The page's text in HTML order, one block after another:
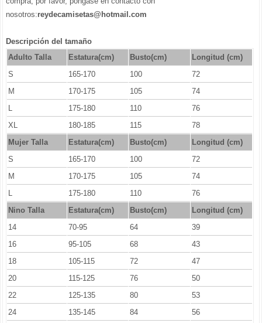
nosotros:reydecamisetas@hotmail.com
Descripción del tamaño
Adulto Talla
Estatura(cm) Busto(cm)
Longitud (cm)
S
165-170 100
72
M
170-175 105
74
L
175-180 110
76
XL
180-185 115
78
Mujer Talla
Estatura(cm) Busto(cm)
Longitud (cm)
S
165-170 100
72
M
170-175 105
74
L
175-180 110
76
Nino Talla
Estatura(cm) Busto(cm)
Longitud (cm)
14
70-95 64
39
16
95-105 68
43
18
105-115 72
47
20
115-125 76
50
22
125-135 80
53
24
135-145 84
56